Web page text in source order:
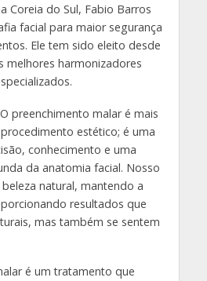
Coreia do Sul, Fabio Barros
facial para maior segurança
Ele tem sido eleito desde
melhores harmonizadores
preenchimento malar é mais
estético; é uma
conhecimento e uma
da anatomia facial. Nosso
natural, mantendo a
resultados que
mas também se sentem
é um tratamento que